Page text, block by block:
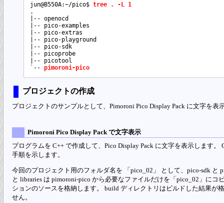
jun@B550A:~/pico$ tree . -L 1
.
|-- openocd
|-- pico-examples
|-- pico-extras
|-- pico-playground
|-- pico-sdk
|-- picoprobe
|-- picotool
`-- pimoroni-pico
プロジェクトの作成
プロジェクトのサンプルとして、Pimoroni Pico Display Pack に文字を
Pimoroni Pico Display Pack で文字表示
プログラムを C++ で作成して、Pico Display Pack に文字を表示します
手順を示します。
今回のプロジェクト用のフォルダ名を 「pico_02」 として、pico-sdk と
と libraries は pimoroni-pico から必要なファイルだけを「pico_02」にコ
ションのソースを格納します。 build ディレクトリはビルドした結果が
せん。